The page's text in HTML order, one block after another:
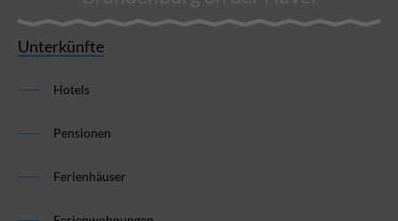
Unterkünfte
Hotels
Pensionen
Ferienhäuser